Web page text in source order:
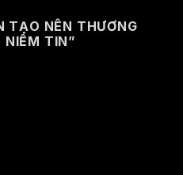
TẠO NÊN THƯƠNG
NIỀM TIN”